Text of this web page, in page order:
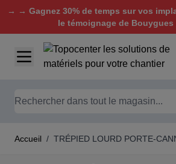
→ → Gagnez 30% de temps sur vos
le témoignage de Bouygues
Aller au contenu
Chercher
Accueil / TRÉPIED LOURD PORTE-